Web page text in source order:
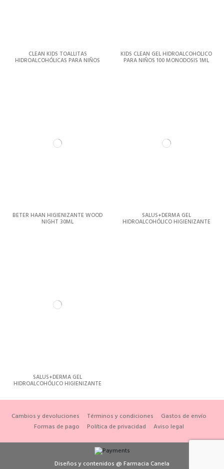
CLEAN KIDS TOALLITAS
HIDROALCOHÓLICAS PARA NIÑOS
KIDS CLEAN GEL HIDROALCOHÓLICO
PARA NIÑOS 100 MONODOSIS 1ML
BETER HAAN HIGIENIZANTE WOOD
NIGHT 30ML
SALUS+DERMA GEL
HIDROALCOHÓLICO HIGIENIZANTE
SALUS+DERMA GEL
HIDROALCOHÓLICO HIGIENIZANTE
Cambios y devoluciones Términos y condiciones
Gastos de envío
Formas de pago
Política de privacidad Aviso legal
Diseños y contenidos @ Farmacia Canela